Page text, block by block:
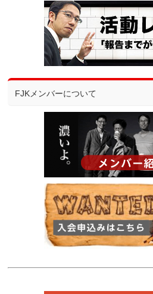
FJKメンバーについて